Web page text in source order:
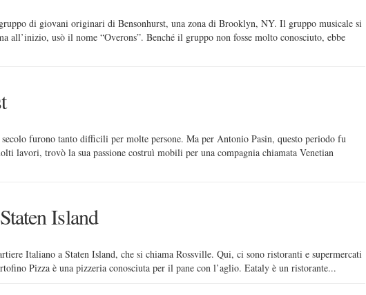
di giovani originari di Bensonhurst, una zona di Brooklyn, NY. Il gruppo musicale si
all’inizio, usò il nome “Overons”. Benché il gruppo non fosse molto conosciuto, ebbe
furono tanto difficili per molte persone. Ma per Antonio Pasin, questo periodo fu
lavori, trovò la sua passione costruì mobili per una compagnia chiamata Venetian
Island
Italiano a Staten Island, che si chiama Rossville. Qui, ci sono ristoranti e supermercati
Pizza è una pizzeria conosciuta per il pane con l’aglio. Eataly è un ristorante...